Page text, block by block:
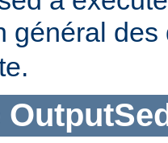
général